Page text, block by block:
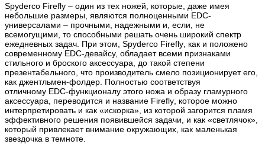
Spyderco Firefly – один из тех ножей, которые, даже имея
небольшие размеры, являются полноценными EDC-
универсалами – прочными, надежными и, если, не
всемогущими, то способными решать очень широкий спектр
ежедневных задач. При этом, Spyderco Firefly , как и положено
современному EDC-девайсу, обладает всеми признаками
стильного и броского аксессуара, до такой степени
презентабельного, что производитель смело позиционирует его,
как джентльмен-фолдер. Полностью соответствуя
отличному EDC-функционалу этого ножа и образу гламурного
аксессуара, переводится и название Firefly , которое можно
интерпретировать и как «искорка», из которой загорится пламя
эффективного решения появившейся задачи, и как «светлячок»,
который привлекает внимание окружающих, как маленькая
звездочка в темноте.